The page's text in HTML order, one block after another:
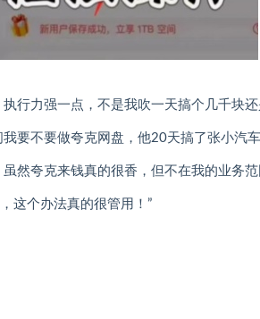
行力强一点，不是我吹一天搞个几千块还
要不要做夸克网盘，他20天搞了张小汽
然夸克来钱真的很香，但不在我的业务范
这个办法真的很管用！”